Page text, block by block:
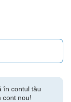
în contul tău
cont nou!